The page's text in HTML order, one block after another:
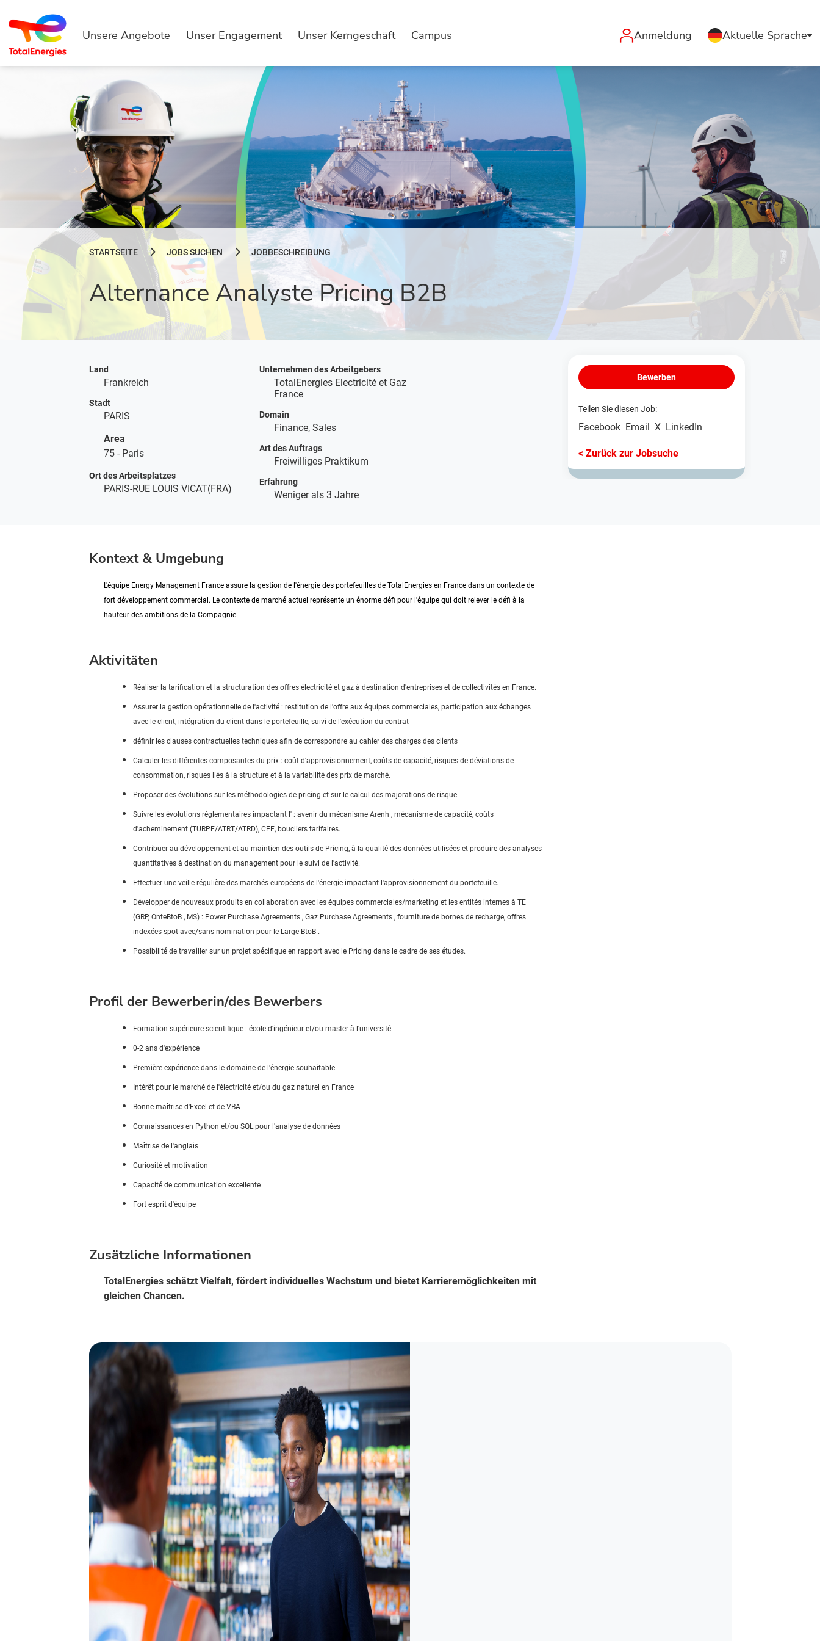
Unsere Angebote Unser Engagement Unser Kerngeschäft Campus Anmeldung Aktuelle Sprache
STARTSEITE JOBS SUCHEN JOBBESCHREIBUNG
Alternance Analyste Pricing B2B
Land
Frankreich
Stadt
PARIS
Area
75 - Paris
Ort des Arbeitsplatzes
PARIS-RUE LOUIS VICAT(FRA)
Unternehmen des Arbeitgebers
TotalEnergies Electricité et Gaz
France
Domain
Finance, Sales
Art des Auftrags
Freiwilliges Praktikum
Erfahrung
Weniger als 3 Jahre
Kontext & Umgebung
L'équipe Energy Management France assure la gestion de l'énergie des portefeuilles de TotalEnergies en France dans un contexte de
fort développement commercial. Le contexte de marché actuel représente un énorme défi pour l'équipe qui doit relever le défi à la
hauteur des ambitions de la Compagnie.
Aktivitäten
Réaliser la tarification et la structuration des offres électricité et gaz à destination d'entreprises et de collectivités en France.
Assurer la gestion opérationnelle de l'activité : restitution de l'offre aux équipes commerciales, participation aux échanges
avec le client, intégration du client dans le portefeuille, suivi de l'exécution du contrat
définir les clauses contractuelles techniques afin de correspondre au cahier des charges des clients
Calculer les différentes composantes du prix : coût d'approvisionnement, coûts de capacité, risques de déviations de
consommation, risques liés à la structure et à la variabilité des prix de marché.
Proposer des évolutions sur les méthodologies de pricing et sur le calcul des majorations de risque
Suivre les évolutions réglementaires impactant l' : avenir du mécanisme Arenh , mécanisme de capacité, coûts
d'acheminement (TURPE/ATRT/ATRD), CEE, boucliers tarifaires.
Contribuer au développement et au maintien des outils de Pricing, à la qualité des données utilisées et produire des analyses
quantitatives à destination du management pour le suivi de l'activité.
Effectuer une veille régulière des marchés européens de l'énergie impactant l'approvisionnement du portefeuille.
Développer de nouveaux produits en collaboration avec les équipes commerciales/marketing et les entités internes à TE
(GRP, OnteBtoB , MS) : Power Purchase Agreements , Gaz Purchase Agreements , fourniture de bornes de recharge, offres
indexées spot avec/sans nomination pour le Large BtoB .
Possibilité de travailler sur un projet spécifique en rapport avec le Pricing dans le cadre de ses études.
Profil der Bewerberin/des Bewerbers
Formation supérieure scientifique : école d'ingénieur et/ou master à l'université
0-2 ans d'expérience
Première expérience dans le domaine de l'énergie souhaitable
Intérêt pour le marché de l'électricité et/ou du gaz naturel en France
Bonne maîtrise d'Excel et de VBA
Connaissances en Python et/ou SQL pour l'analyse de données
Maîtrise de l'anglais
Curiosité et motivation
Capacité de communication excellente
Fort esprit d'équipe
Zusätzliche Informationen
TotalEnergies schätzt Vielfalt, fördert individuelles Wachstum und bietet Karrieremöglichkeiten mit
gleichen Chancen.
Bewerben
Teilen Sie diesen Job:
Facebook Email X LinkedIn
< Zurück zur Jobsuche